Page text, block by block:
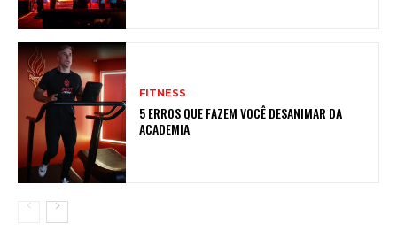
FITNESS
5 ERROS QUE FAZEM VOCÊ DESANIMAR DA
ACADEMIA